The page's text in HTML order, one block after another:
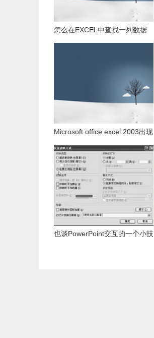
怎么在EXCEL中查找一列数据
Microsoft office excel 2003出现
发送错误报告怎么办？
也谈PowerPoint交互的一个小技